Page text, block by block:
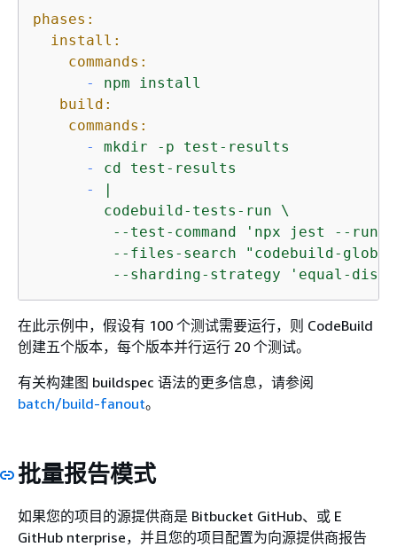
phases:
install:
commands:
-
npm
install
build:
commands:
-
mkdir -p
test-results
-
cd
test-results
-
|
        codebuild-tests-run \
--test-command 'npx jest --
--files-search "codebuild-glob-
--sharding-strategy 'equal-
在此示例中，假设有 100 个测试需要运行，则 CodeBuild
创建五个版本，每个版本并行运行 20 个测试。
有关构建图 buildspec 语法的更多信息，请参阅
batch/build-fanout。
批量报告模式
如果您的项目的源提供商是 Bitbucket GitHub、或 E
GitHub nterprise，并且您的项目配置为向源提供商报告